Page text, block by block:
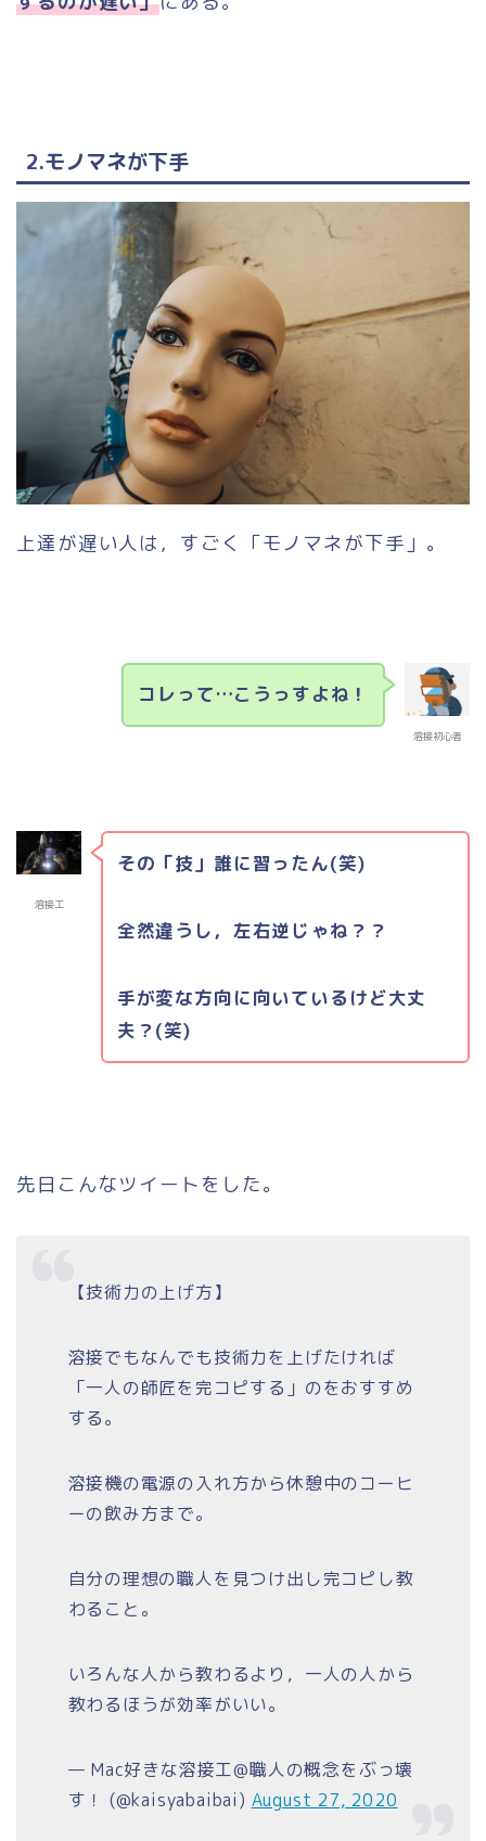
2.モノマネが下手
上達が遅い人は，すごく「モノマネが下手」。
溶接初心者
コレって…こうっすよね！
溶接工
その「技」誰に習ったん(笑)
全然違うし，左右逆じゃね？？
手が変な方向に向いているけど大丈
夫？(笑)
先日こんなツイートをした。
【技術力の上げ方】
溶接でもなんでも技術力を上げたければ
「一人の師匠を完コピする」のをおすすめ
する。
溶接機の電源の入れ方から休憩中のコーヒ
ーの飲み方まで。
自分の理想の職人を見つけ出し完コピし教
わること。
いろんな人から教わるより，一人の人から
教わるほうが効率がいい。
— Mac好きな溶接工@職人の概念をぶっ壊
す！ (@kaisyabaibai) August 27, 2020